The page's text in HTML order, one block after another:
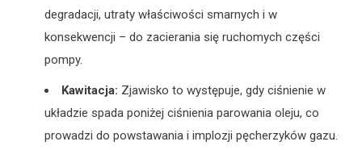
degradacji, utraty właściwości smarnych i w
konsekwencji – do zacierania się ruchomych części
pompy.
Kawitacja: Zjawisko to występuje, gdy ciśnienie w
układzie spada poniżej ciśnienia parowania oleju, co
prowadzi do powstawania i implozji pęcherzyków gazu.